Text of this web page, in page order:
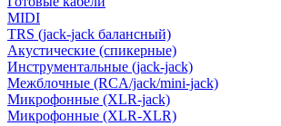
MIDI
TRS (jack-jack балансный)
Акустические (спикерные)
Инструментальные (jack-jack)
Межблочные (RCA/jack/mini-jack)
Микрофонные (XLR-jack)
Микрофонные (XLR-XLR)